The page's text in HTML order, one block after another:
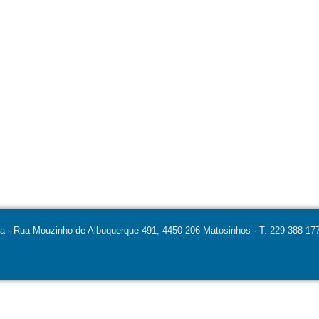
Rua Mouzinho de Albuquerque 491, 4450-206 Matosinhos · T: 229 388